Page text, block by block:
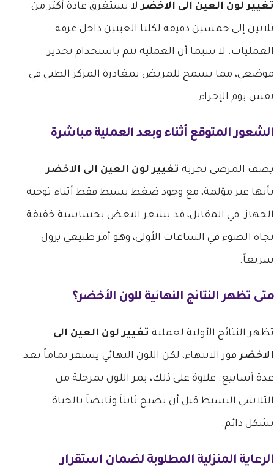
تغيير لون العين الى الاخضرلا يستغرق عادة أكثر من
ثلاثين إلى خمسين دقيقة لكلتا العينين داخل غرفة
العمليات. لا سيما أن العملية تتم باستخدام تخدير
موضعي، مما يسمح للمريض بمغادرة المركز الطبي في
نفس يوم الإجراء.
الشعور المتوقع أثناء وبعد العملية مباشرة
يصف المرضى تجربة تغيير لون العين الى الاخضر
بأنها غير مؤلمة، مع وجود ضغط بسيط فقط أثناء توجيه
الجهاز. في المقابل، قد يشعر البعض بحساسية خفيفة
تجاه الضوء في الساعات الأولى، وهو أمر طبيعي يزول
سريعاً.
متى تظهر النتائج النهائية للون الأخضر؟
تظهر النتائج الأولية لعملية تغيير لون العين الى
الاخضرفور الانتهاء، لكن اللون النهائي يستقر تماماً بعد
عدة أسابيع. علاوة على ذلك، يمر اللون بمرحلة من
التلاشي البسيط قبل أن يصبح ثابتاً ونابضاً بالحياة
بشكل دائم.
الرعاية المنزلية المطلوبة لضمان استقرار